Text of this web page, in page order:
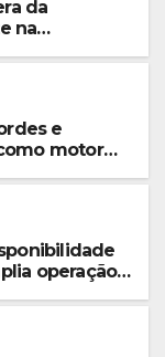
da
na
e
motor
operação